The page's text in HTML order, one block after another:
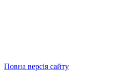
Повна версія сайту